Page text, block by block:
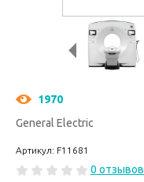
1970
General Electric
Артикул: F11681
0 отзывов